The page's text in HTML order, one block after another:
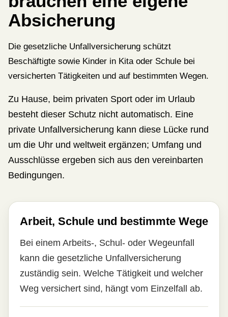
Absicherung
Die gesetzliche Unfall­ver­si­che­rung schützt
Beschäftigte sowie Kinder in Kita oder Schule bei
versicherten Tätigkeiten und auf bestimmten Wegen.
Zu Hause, beim privaten Sport oder im Urlaub
besteht dieser Schutz nicht automatisch. Eine
private Unfall­ver­si­che­rung kann diese Lücke rund
um die Uhr und weltweit ergänzen; Umfang und
Ausschlüsse ergeben sich aus den vereinbarten
Bedingungen.
Arbeit, Schule und bestimmte Wege
Bei einem Arbeits-, Schul- oder Wegeunfall
kann die gesetzliche Unfall­ver­si­che­rung
zuständig sein. Welche Tätigkeit und welcher
Weg versichert sind, hängt vom Einzelfall ab.